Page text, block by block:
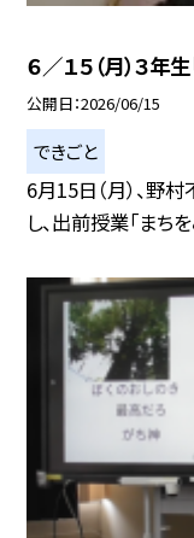
６／１５（月）３年
公開日 2026/06/15
できごと
6月15日（月）、野
し、出前授業「まち